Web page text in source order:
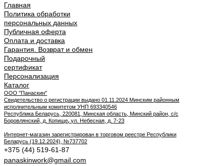
Главная
Политика обработки
персональных данных
Публичная оферта
Оплата и доставка
Гарантия. Возврат и обмен
Подарочный
сертификат
Персонализация
Каталог
ООО "Панаскин"
Свидетельство о регистрации выдано 01.11.2024 Минским районным
исполнительным комитетом УНП 693340546
Республика Беларусь, 220081, Минская область, Минский район, с/с
Боровлянский, д. Копище, ул. Небесная, д. 7-23
Интернет-магазин зарегистрирован в торговом реестре Республики
Беларусь (19.12.2024), №737702
+375 (44) 519-61-87
panaskinwork@gmail.com